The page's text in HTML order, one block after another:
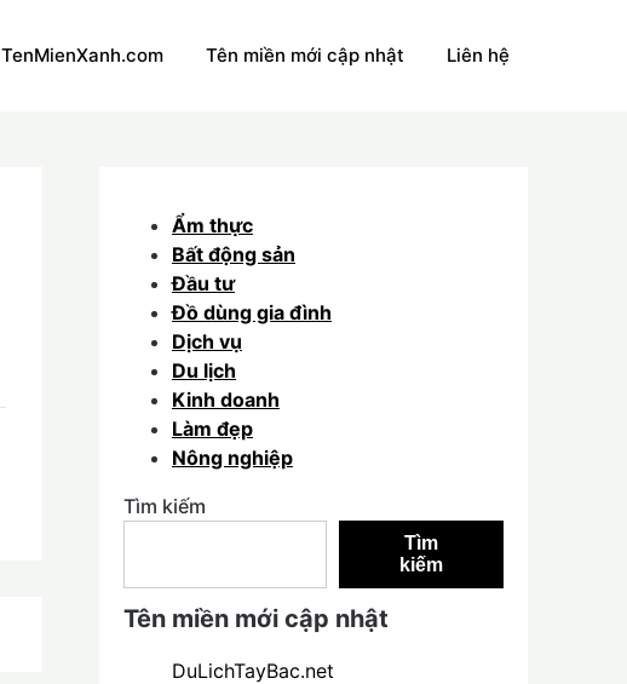
TenMienXanh.com Tên miền mới cập nhật Liên hệ
Ẩm thực
Bất động sản
Đầu tư
Đồ dùng gia đình
Dịch vụ
Du lịch
Kinh doanh
Làm đẹp
Nông nghiệp
Tìm kiếm
Tìm
kiếm
Tên miền mới cập nhật
DuLichTayBac.net